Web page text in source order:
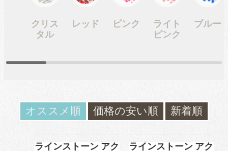
アクリルラインストーン
クリス
タル
レッド ピンク
ライト
ピンク
ブルー
オススメ順 価格の安い順 新着順
ラインストーン アク
ラインストーン アク